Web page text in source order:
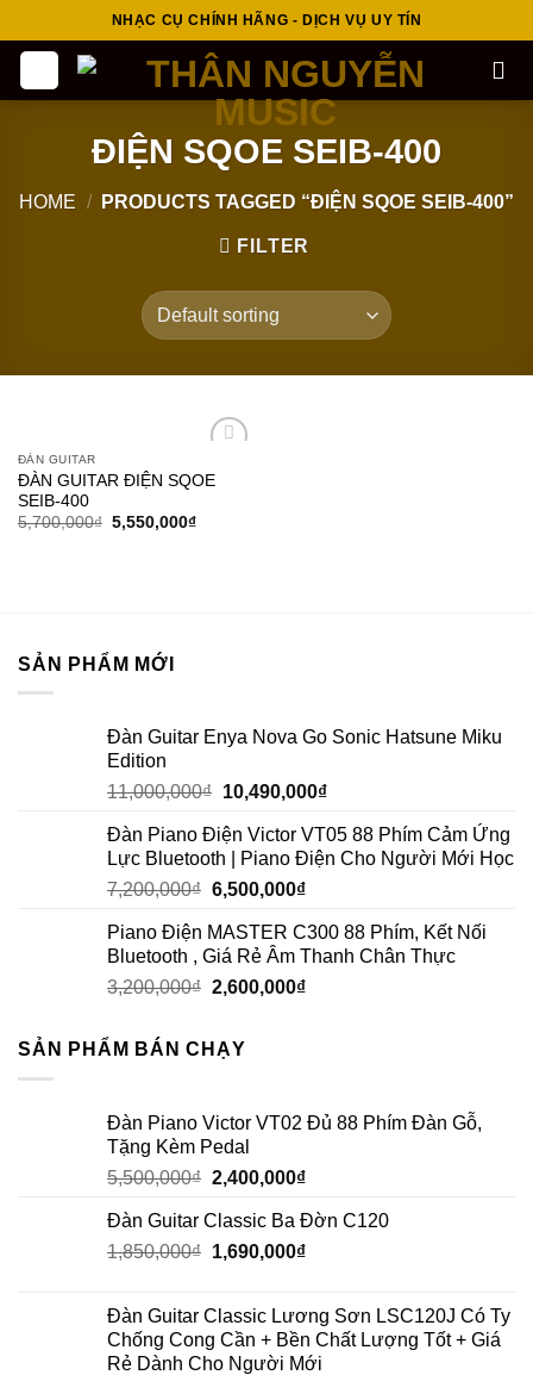
to
NHẠC CỤ CHÍNH HÃNG - DỊCH VỤ UY TÍN
ĐIỆN SQOE SEIB-400
HOME / PRODUCTS TAGGED “ĐIỆN SQOE SEIB-400”
FILTER
wishlist
ĐÀN GUITAR
ĐÀN GUITAR ĐIỆN SQOE
SEIB-400
5,700,000₫ 5,550,000₫
SẢN PHẨM MỚI
Đàn Guitar Enya Nova Go Sonic Hatsune Miku
Edition
11,000,000₫ 10,490,000₫
Đàn Piano Điện Victor VT05 88 Phím Cảm Ứng
Lực Bluetooth | Piano Điện Cho Người Mới Học
7,200,000₫ 6,500,000₫
Piano Điện MASTER C300 88 Phím, Kết Nối
Bluetooth , Giá Rẻ Âm Thanh Chân Thực
3,200,000₫ 2,600,000₫
SẢN PHẨM BÁN CHẠY
Đàn Piano Victor VT02 Đủ 88 Phím Đàn Gỗ,
Tặng Kèm Pedal
5,500,000₫ 2,400,000₫
Đàn Guitar Classic Ba Đờn C120
1,850,000₫ 1,690,000₫
Đàn Guitar Classic Lương Sơn LSC120J Có Ty
Chống Cong Cần + Bền Chất Lượng Tốt + Giá
Rẻ Dành Cho Người Mới